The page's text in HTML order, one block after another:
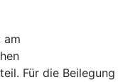
am
Für die Beilegung